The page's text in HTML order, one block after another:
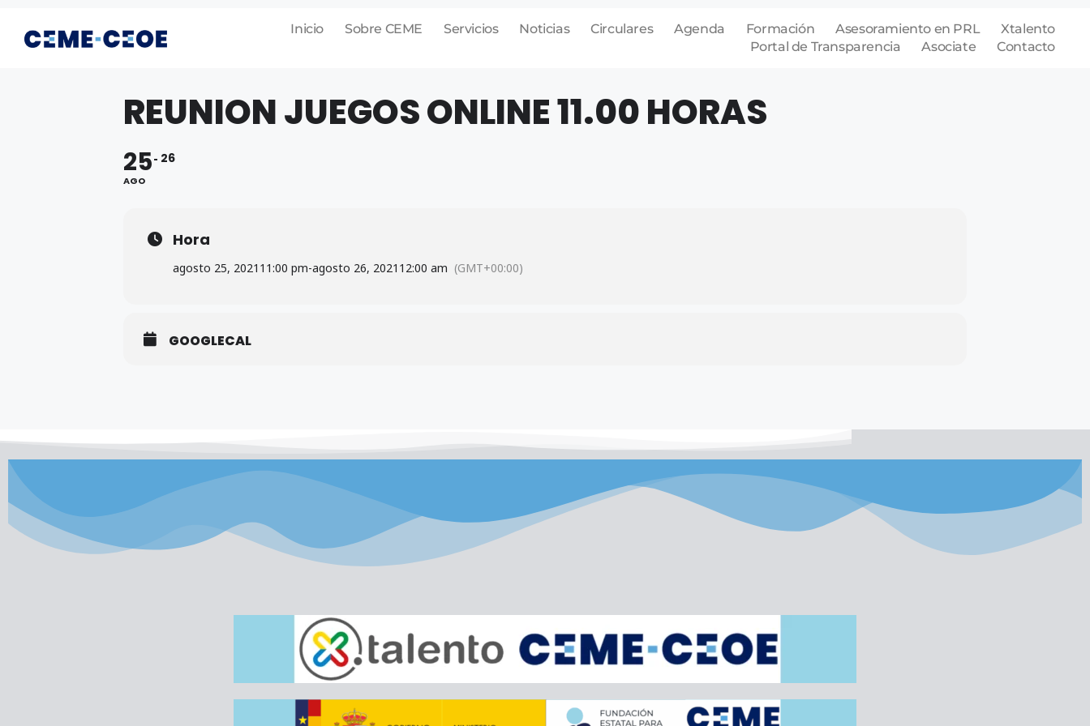
Inicio Sobre CEME Servicios Noticias Circulares Agenda Formación Asesoramiento en PRL
Xtalento
Portal de Transparencia
Asociate Contacto
REUNION JUEGOS ONLINE 11.00 HORAS
25
AGO
26
Hora
agosto 25, 2021 11:00 pm-agosto 26, 2021 12:00 am (GMT+00:00)
GOOGLECAL